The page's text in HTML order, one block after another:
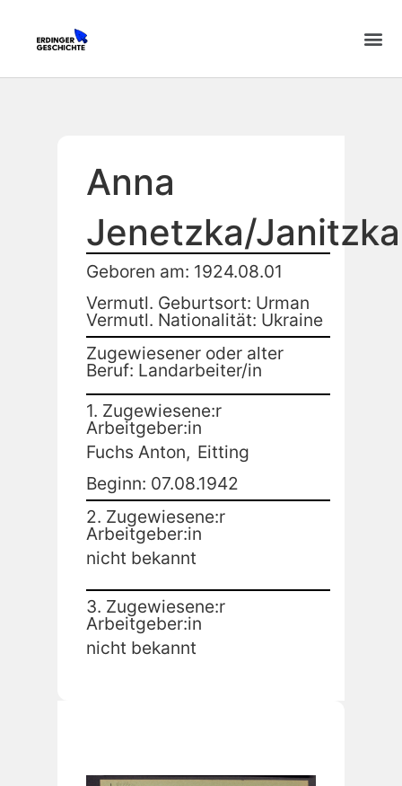
Anna
Jenetzka/Janitzka
Geboren am: 1924.08.01
Vermutl. Geburtsort: Urman
Vermutl. Nationalität: Ukraine
Zugewiesener oder alter
Beruf: Landarbeiter/in
1. Zugewiesene:r
Arbeitgeber:in
Fuchs Anton, Eitting
Beginn: 07.08.1942
2. Zugewiesene:r
Arbeitgeber:in
nicht bekannt
3. Zugewiesene:r
Arbeitgeber:in
nicht bekannt